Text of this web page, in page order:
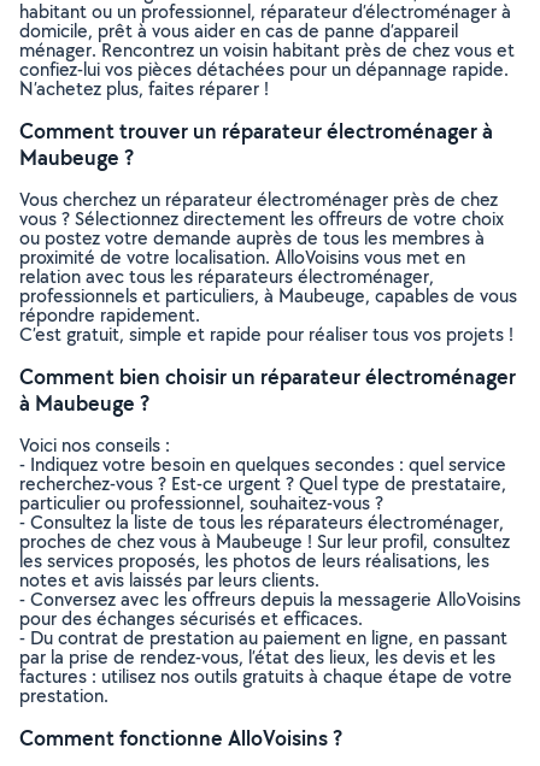
habitant ou un professionnel, réparateur d’électroménager à
domicile, prêt à vous aider en cas de panne d’appareil
ménager. Rencontrez un voisin habitant près de chez vous et
confiez-lui vos pièces détachées pour un dépannage rapide.
N’achetez plus, faites réparer !
Comment trouver un réparateur électroménager à
Maubeuge ?
Vous cherchez un réparateur électroménager près de chez
vous ? Sélectionnez directement les offreurs de votre choix
ou postez votre demande auprès de tous les membres à
proximité de votre localisation. AlloVoisins vous met en
relation avec tous les réparateurs électroménager,
professionnels et particuliers, à Maubeuge, capables de vous
répondre rapidement.
C’est gratuit, simple et rapide pour réaliser tous vos projets !
Comment bien choisir un réparateur électroménager
à Maubeuge ?
Voici nos conseils :
- Indiquez votre besoin en quelques secondes : quel service
recherchez-vous ? Est-ce urgent ? Quel type de prestataire,
particulier ou professionnel, souhaitez-vous ?
- Consultez la liste de tous les réparateurs électroménager,
proches de chez vous à Maubeuge ! Sur leur profil, consultez
les services proposés, les photos de leurs réalisations, les
notes et avis laissés par leurs clients.
- Conversez avec les offreurs depuis la messagerie AlloVoisins
pour des échanges sécurisés et efficaces.
- Du contrat de prestation au paiement en ligne, en passant
par la prise de rendez-vous, l’état des lieux, les devis et les
factures : utilisez nos outils gratuits à chaque étape de votre
prestation.
Comment fonctionne AlloVoisins ?